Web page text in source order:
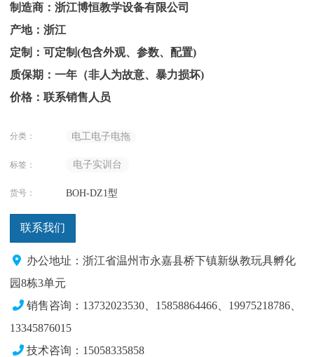
制造商：浙江博恒教学设备有限公司
产地：浙江
定制：可定制(包含外观、参数、配置)
质保期：一年（非人为故意、暴力损坏)
价格：联系销售人员
分类： 电工电子电拖
标签： 电子实训台
货号： BOH-DZ1型
联系我们
办公地址：浙江省温州市永嘉县桥下镇新纵教玩具孵化
园8栋3单元
销售咨询：13732023530、15858864466、19975218786、
13345876015
技术咨询：15058335858